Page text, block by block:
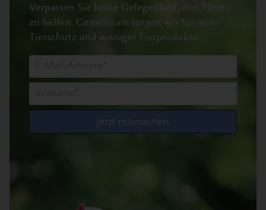
Verpassen Sie keine Gelegenheit, den Tieren
zu helfen. Gemeinsam sorgen wir für mehr
Tierschutz und weniger Tierprodukte.